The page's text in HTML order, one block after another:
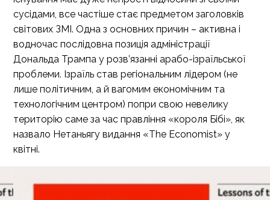
сусідами, все частіше стає предметом заголовків
світових ЗМІ. Одна з основних причин – активна і
водночас послідовна позиція адміністрації
Дональда Трампа у розв’язанні арабо-ізраїльської
проблеми. Ізраїль став регіональним лідером (не
лише політичним, а й вагомим економічним та
технологічним центром) попри свою невелику
територію саме за час правління «короля Бібі», як
назвало Нетаньягу видання «The Economist» у
квітні.